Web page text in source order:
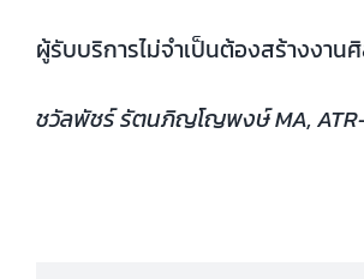
ผู้รับบริการไม่จำเป็นต้องสร้างงาน
ชวัลพัชร์ รัตนภิญโญพงษ์ MA, ATR-